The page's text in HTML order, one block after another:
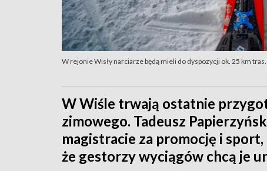
W rejonie Wisły narciarze będą mieli do dyspozycji ok. 25 km
W Wiśle trwają ostatnie
zimowego. Tadeusz
magistracie za promocję i
że gestorzy wyciągów chcą je